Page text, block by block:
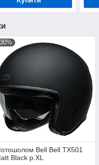
Bell Bell TX501
Black р.XL